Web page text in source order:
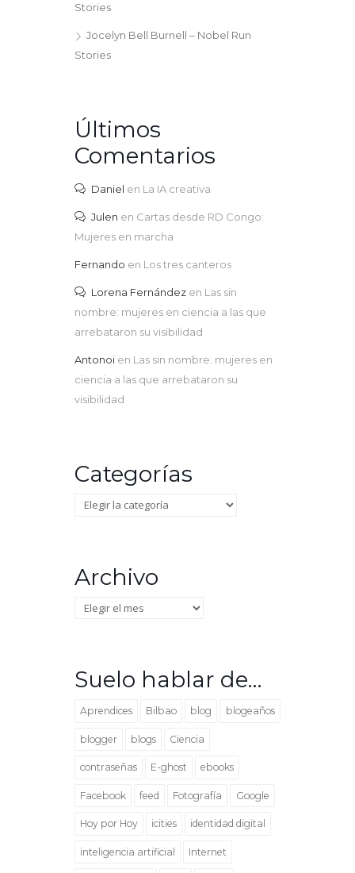
Stories
Jocelyn Bell Burnell – Nobel Run
Stories
Últimos
Comentarios
Daniel en La IA creativa
Julen en Cartas desde RD Congo:
Mujeres en marcha
Fernando en Los tres canteros
Lorena Fernández en Las sin
nombre: mujeres en ciencia a las que
arrebataron su visibilidad
Antonoi en Las sin nombre: mujeres en
ciencia a las que arrebataron su
visibilidad
Categorías
Categorías
Archivo
Archivo
Suelo hablar de…
Aprendices Bilbao blog blogeaños
blogger blogs Ciencia
contraseñas E-ghost ebooks
Facebook feed Fotografía Google
Hoy por Hoy icities identidad digital
inteligencia artificial Internet